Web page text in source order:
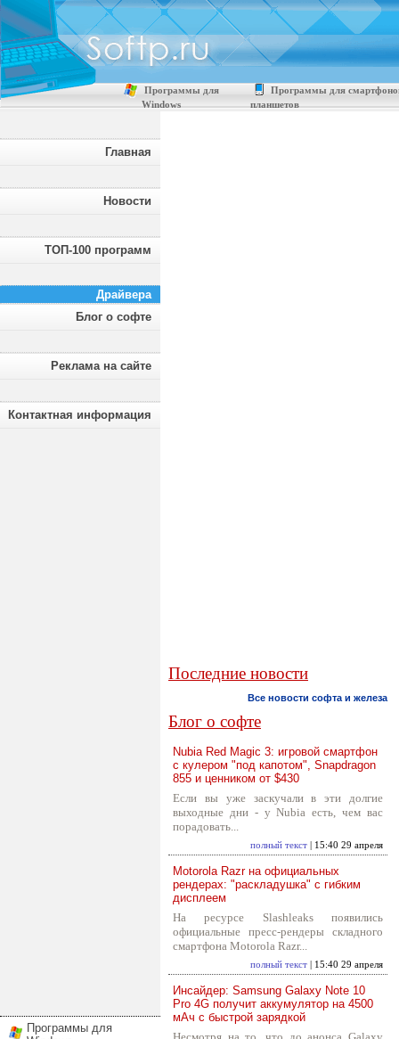
Программы для
Windows
Программы для
планшетов
Главная
Новости
ТОП-100 программ
Драйвера
Блог о софте
Реклама на сайте
Контактная информация
Программы для
Последние новости
Все новости софта и железа
Блог о софте
Nubia Red Magic 3: игровой смартфон
с кулером "под капотом", Snapdragon
855 и ценником от $430
Если вы уже заскучали в эти долгие
выходные дни - у Nubia есть, чем вас
порадовать...
полный текст | 15:40 29 апреля
Motorola Razr на официальных
рендерах: "раскладушка" с гибким
дисплеем
На ресурсе Slashleaks появились
официальные пресс-рендеры складного
смартфона Motorola Razr...
полный текст | 15:40 29 апреля
Инсайдер: Samsung Galaxy Note 10
Pro 4G получит аккумулятор на 4500
мАч с быстрой зарядкой